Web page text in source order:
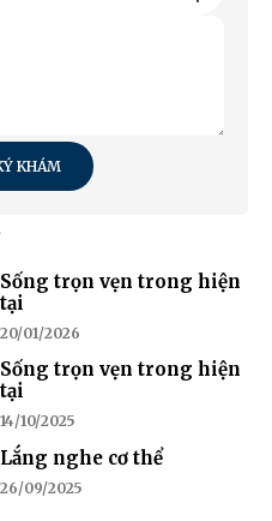
KHÁM
Sống trọn vẹn trong hiện
tại
20/01/2026
Sống trọn vẹn trong hiện
tại
14/10/2025
Lắng nghe cơ thể
26/09/2025